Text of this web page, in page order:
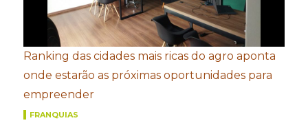
Ranking das cidades mais ricas do agro aponta
onde estarão as próximas oportunidades para
empreender
FRANQUIAS